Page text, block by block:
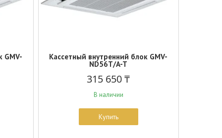
GMV- Кассетный внутренний блок GMV-
ND56T/A-T
315 650 ₸
В наличии
Купить